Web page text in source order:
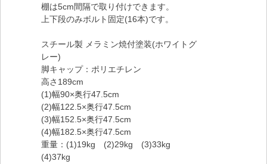
棚は5cm間隔で取り付けできます。
上下段のみボルト固定(16本)です。
スチール製 メラミン焼付塗装(ホワイトグ
レー)
脚キャップ：ポリエチレン
高さ189cm
(1)幅90×奥行47.5cm
(2)幅122.5×奥行47.5cm
(3)幅152.5×奥行47.5cm
(4)幅182.5×奥行47.5cm
重量：(1)19kg (2)29kg (3)33kg
(4)37kg